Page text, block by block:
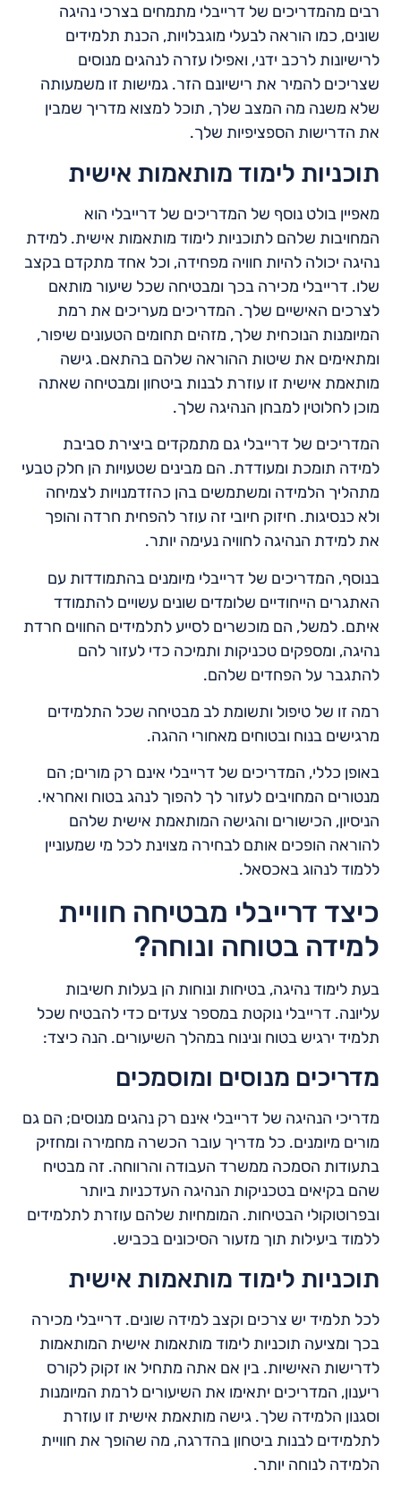
רבים מהמדריכים של דרייבלי מתמחים בצרכי נהיגה
שונים, כמו הוראה לבעלי מוגבלויות, הכנת תלמידים
לרישיונות לרכב ידני, ואפילו עזרה לנהגים מנוסים
שצריכים להמיר את רישיונם הזר. גמישות זו משמעותה
שלא משנה מה המצב שלך, תוכל למצוא מדריך שמבין
את הדרישות הספציפיות שלך.
תוכניות לימוד מותאמות אישית
מאפיין בולט נוסף של המדריכים של דרייבלי הוא
המחויבות שלהם לתוכניות לימוד מותאמות אישית. למידת
נהיגה יכולה להיות חוויה מפחידה, וכל אחד מתקדם בקצב
שלו. דרייבלי מכירה בכך ומבטיחה שכל שיעור מותאם
לצרכים האישיים שלך. המדריכים מעריכים את רמת
המיומנות הנוכחית שלך, מזהים תחומים הטעונים שיפור,
ומתאימים את שיטות ההוראה שלהם בהתאם. גישה
מותאמת אישית זו עוזרת לבנות ביטחון ומבטיחה שאתה
מוכן לחלוטין למבחן הנהיגה שלך.
המדריכים של דרייבלי גם מתמקדים ביצירת סביבת
למידה תומכת ומעודדת. הם מבינים שטעויות הן חלק טבעי
מתהליך הלמידה ומשתמשים בהן כהזדמנויות לצמיחה
ולא כנסיגות. חיזוק חיובי זה עוזר להפחית חרדה והופך
את למידת הנהיגה לחוויה נעימה יותר.
בנוסף, המדריכים של דרייבלי מיומנים בהתמודדות עם
האתגרים הייחודיים שלומדים שונים עשויים להתמודד
איתם. למשל, הם מוכשרים לסייע לתלמידים החווים חרדת
נהיגה, ומספקים טכניקות ותמיכה כדי לעזור להם
להתגבר על הפחדים שלהם.
רמה זו של טיפול ותשומת לב מבטיחה שכל התלמידים
מרגישים בנוח ובטוחים מאחורי ההגה.
באופן כללי, המדריכים של דרייבלי אינם רק מורים; הם
מנטורים המחויבים לעזור לך להפוך לנהג בטוח ואחראי.
הניסיון, הכישורים והגישה המותאמת אישית שלהם
להוראה הופכים אותם לבחירה מצוינת לכל מי שמעוניין
ללמוד לנהוג באכסאל.
כיצד דרייבלי מבטיחה חוויית
למידה בטוחה ונוחה?
בעת לימוד נהיגה, בטיחות ונוחות הן בעלות חשיבות
עליונה. דרייבלי נוקטת במספר צעדים כדי להבטיח שכל
תלמיד ירגיש בטוח ונינוח במהלך השיעורים. הנה כיצד:
מדריכים מנוסים ומוסמכים
מדריכי הנהיגה של דרייבלי אינם רק נהגים מנוסים; הם גם
מורים מיומנים. כל מדריך עובר הכשרה מחמירה ומחזיק
בתעודות הסמכה ממשרד העבודה והרווחה. זה מבטיח
שהם בקיאים בטכניקות הנהיגה העדכניות ביותר
ובפרוטוקולי הבטיחות. המומחיות שלהם עוזרת לתלמידים
ללמוד ביעילות תוך מזעור הסיכונים בכביש.
תוכניות לימוד מותאמות אישית
לכל תלמיד יש צרכים וקצב למידה שונים. דרייבלי מכירה
בכך ומציעה תוכניות לימוד מותאמות אישית המותאמות
לדרישות האישיות. בין אם אתה מתחיל או זקוק לקורס
ריענון, המדריכים יתאימו את השיעורים לרמת המיומנות
וסגנון הלמידה שלך. גישה מותאמת אישית זו עוזרת
לתלמידים לבנות ביטחון בהדרגה, מה שהופך את חוויית
הלמידה לנוחה יותר.